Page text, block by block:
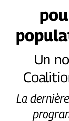
Aires
colonialisme
8.REDD+,
monoculture
REDD+ a
Un
La